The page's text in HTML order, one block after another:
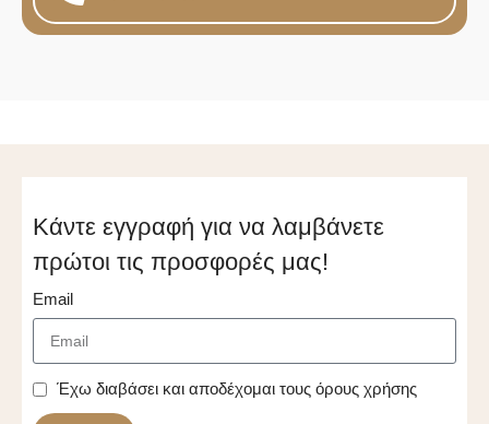
Κάντε εγγραφή για να λαμβάνετε
πρώτοι τις προσφορές μας!
Email
Έχω διαβάσει και αποδέχομαι τους όρους χρήσης